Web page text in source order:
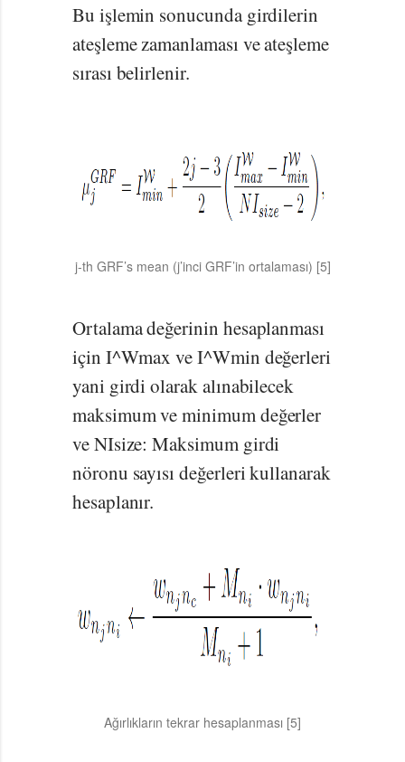
Bu işlemin sonucunda girdilerin
ateşleme zamanlaması ve ateşleme
sırası belirlenir.
j-th GRF’s mean (j’inci GRF’in ortalaması) [5]
Ortalama değerinin hesaplanması
için I^Wmax ve I^Wmin değerleri
yani girdi olarak alınabilecek
maksimum ve minimum değerler
ve NIsize: Maksimum girdi
nöronu sayısı değerleri kullanarak
hesaplanır.
Ağırlıkların tekrar hesaplanması [5]